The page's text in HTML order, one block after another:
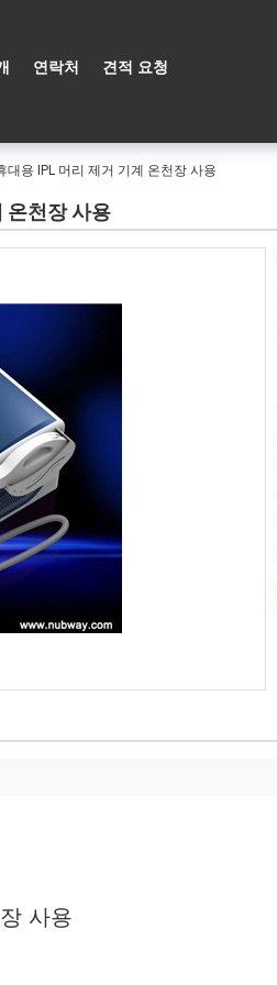
연락처 견적 요청
대용 IPL 머리 제거 기계 온천장 사용
온천장 사용
사용